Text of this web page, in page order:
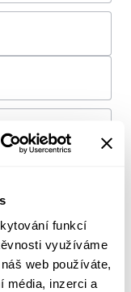
funkcí
využíváme
web používáte,
média, inzerci a